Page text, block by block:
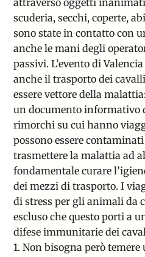
attraverso oggetti
scuderia, secchi, coperte,
sono state in contatto con
anche le mani degli
passivi. L’evento di
anche il trasporto dei
essere vettore della
un documento informativo
rimorchi su cui hanno
possono essere
trasmettere la malattia ad
fondamentale curare
dei mezzi di trasporto. I
di stress per gli animali da
escluso che questo porti a
difese immunitarie dei
1. Non bisogna però temere